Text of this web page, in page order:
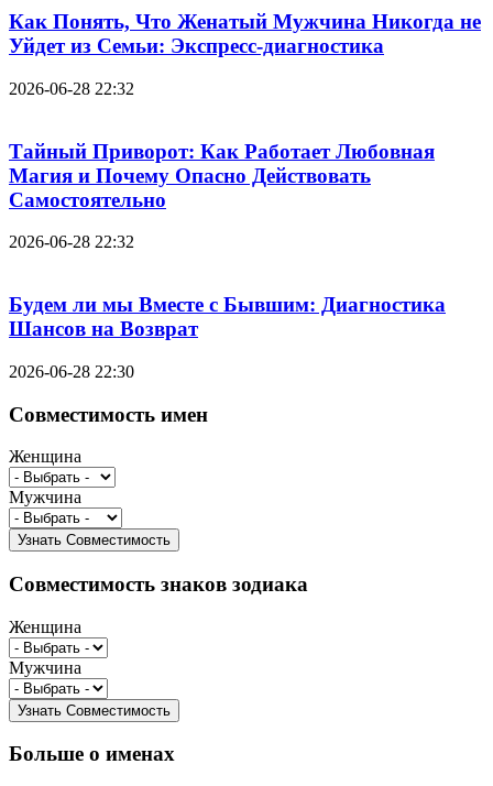
Как Понять, Что Женатый Мужчина Никогда не
Уйдет из Семьи: Экспресс-диагностика
2026-06-28 22:32
Тайный Приворот: Как Работает Любовная
Магия и Почему Опасно Действовать
Самостоятельно
2026-06-28 22:32
Будем ли мы Вместе с Бывшим: Диагностика
Шансов на Возврат
2026-06-28 22:30
Совместимость имен
Женщина
Мужчина
Совместимость знаков зодиака
Женщина
Мужчина
Больше о именах